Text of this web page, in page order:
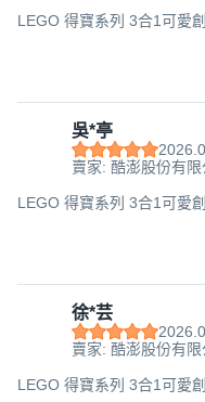
LEGO 得寶系列 3合1可愛
吳*亭
賣家: 酷澎股份有限
LEGO 得寶系列 3合1可愛
徐*芸
賣家: 酷澎股份有限
LEGO 得寶系列 3合1可愛